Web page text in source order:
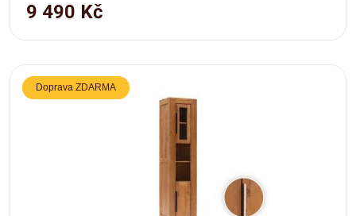
9 490 Kč
Doprava ZDARMA